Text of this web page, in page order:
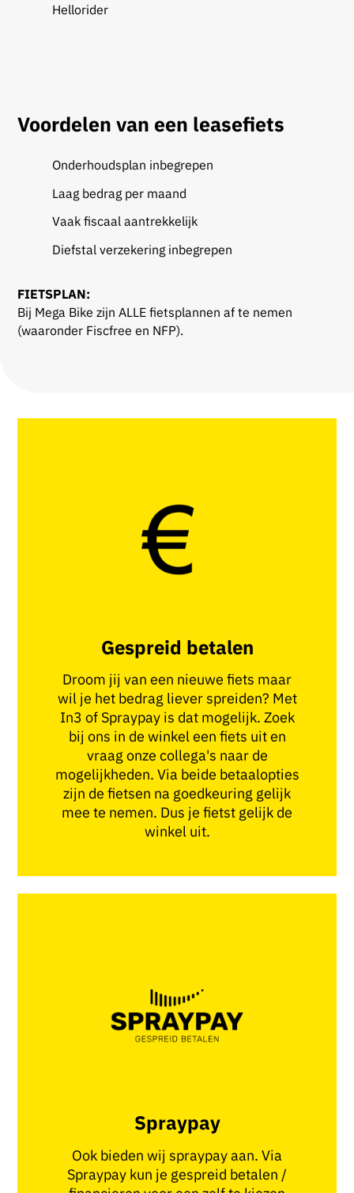
Hellorider
Voordelen van een leasefiets
Onderhoudsplan inbegrepen
Laag bedrag per maand
Vaak fiscaal aantrekkelijk
Diefstal verzekering inbegrepen
FIETSPLAN:
Bij Mega Bike zijn ALLE fietsplannen af te nemen
(waaronder Fiscfree en NFP).
Gespreid betalen
Droom jij van een nieuwe fiets maar
wil je het bedrag liever spreiden? Met
In3 of Spraypay is dat mogelijk. Zoek
bij ons in de winkel een fiets uit en
vraag onze collega's naar de
mogelijkheden. Via beide betaalopties
zijn de fietsen na goedkeuring gelijk
mee te nemen. Dus je fietst gelijk de
winkel uit.
Spraypay
Ook bieden wij spraypay aan. Via
Spraypay kun je gespreid betalen /